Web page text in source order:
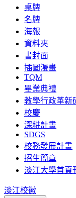
桌牌
名牌
海報
資料夾
書封面
插圖漫畫
TQM
畢業典禮
教學行政革新
校慶
深耕計畫
SDGS
校務發展計畫
招生簡章
淡江大學首頁
淡江校徽